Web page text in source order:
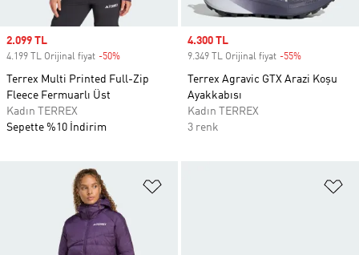
Sale price
2.099 TL
4.199 TL Orijinal fiyat -50%
Terrex Multi Printed Full-Zip
Fleece Fermuarlı Üst
Kadın TERREX
Sepette %10 İndirim
Sale price
4.300 TL
9.349 TL Orijinal fiyat -55%
Terrex Agravic GTX Arazi Koşu
Ayakkabısı
Kadın TERREX
3 renk